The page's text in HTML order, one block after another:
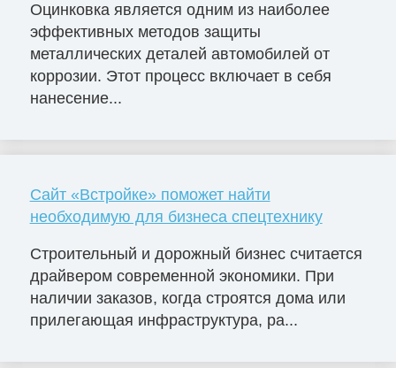
Оцинковка является одним из наиболее
эффективных методов защиты
металлических деталей автомобилей от
коррозии. Этот процесс включает в себя
нанесение...
Сайт «Встройке» поможет найти
необходимую для бизнеса спецтехнику
Строительный и дорожный бизнес считается
драйвером современной экономики. При
наличии заказов, когда строятся дома или
прилегающая инфраструктура, ра...